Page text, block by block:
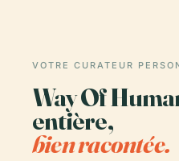
VOTRE CURATEUR
Way Of
entière,
bien racontée.